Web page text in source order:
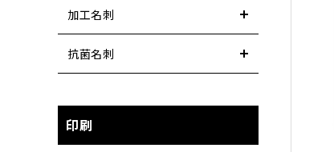
加工名刺
抗菌名刺
印刷